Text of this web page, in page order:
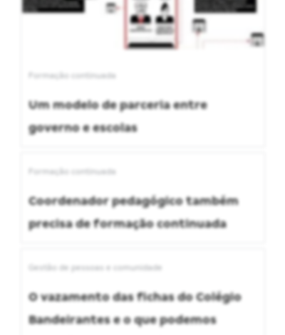
Formação continuada
Um modelo de parceria entre
governo e escolas
Formação continuada
Coordenador pedagógico também
precisa de formação continuada
Gestão de pessoas e comunidade
O vazamento das fichas do Colégio
Bandeirantes e o que podemos